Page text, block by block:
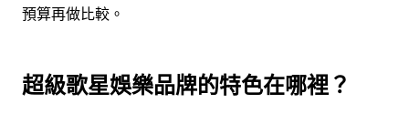
預算再做比較。
超級歌星娛樂品牌的特色在哪裡？